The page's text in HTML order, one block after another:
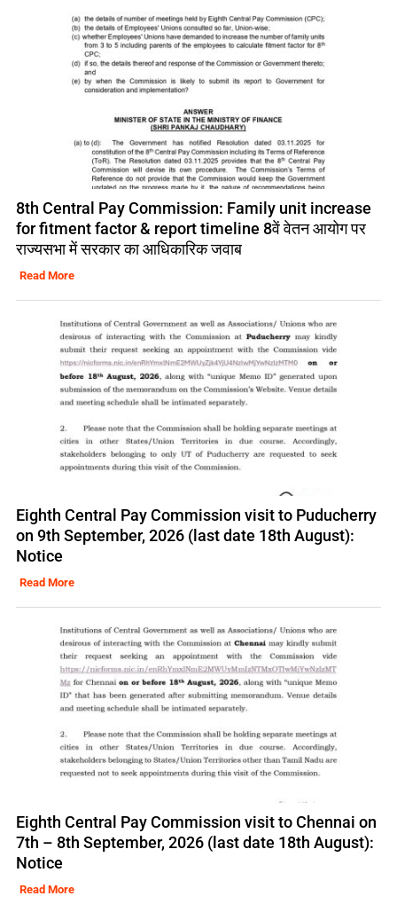
8th Central Pay Commission: Family unit increase
for fitment factor & report timeline 8वें वेतन आयोग पर
राज्यसभा में सरकार का आधिकारिक जवाब
Read More
Eighth Central Pay Commission visit to Puducherry
on 9th September, 2026 (last date 18th August):
Notice
Read More
Eighth Central Pay Commission visit to Chennai on
7th – 8th September, 2026 (last date 18th August):
Notice
Read More